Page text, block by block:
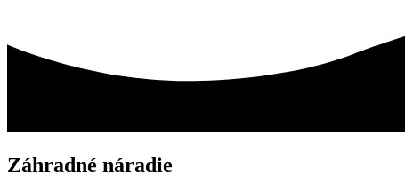
Záhradné náradie